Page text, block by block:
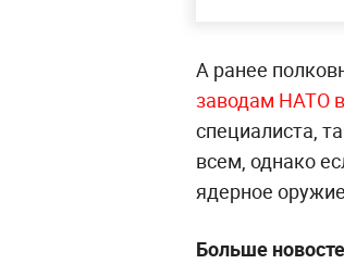
А ранее
заводам НАТО
специалиста,
всем, однако
ядерное
Больше